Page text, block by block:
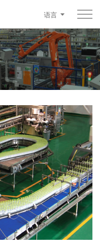
语言